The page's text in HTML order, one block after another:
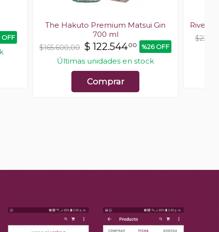
OFF
The Hakuto Premium Matsui Gin
700 ml
$165.600,00 $ 122.54400 %26 OFF
Últimas unidades en stock
Comprar
River